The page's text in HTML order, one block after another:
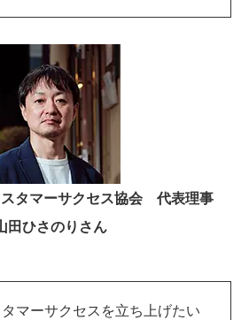
タマーサクセス協会 代表理事
田ひさのりさん
マーサクセスを立ち上げたい